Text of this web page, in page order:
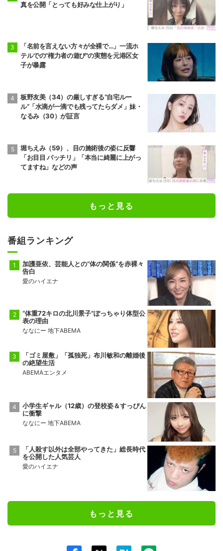
真を公開「とっても好みな仕上がり」
「名前を言えない方々が全裸で…」一流ホ
テルでの"権力者の遊び"の実態を元港区女
子が暴露
板野友美（34）の厳しすぎる“自宅ルー
ル”「水滴が一滴でも残ってたらダメ」妹・
なるみ（30）が証言
堀ちえみ（59）、目の施術後の姿に反響
「お目目 パッチリ」「本当に綺麗に上がっ
てますね」などの声
もっと見る
番組ランキング
加護亜依、芸能人との“体の関係”を赤裸々
告白
愛のハイエナ
“体重72キロの北川景子”ぽっちゃり体型公
表の理由
ななにー 地下ABEMA
「ゴミ屋敷」「孤独死」布川敏和の離婚後
の絶望生活
ABEMAエンタメ
小学生ギャル（12歳）の登校姿＆すっぴん
に衝撃
ななにー 地下ABEMA
「人殺す以外は全部やってきた」総長時代
を公開した人気芸人
愛のハイエナ
もっと見る